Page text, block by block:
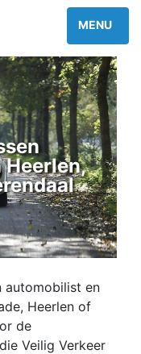
Heerlen,
automobilist en
Heerlen of
de
Veilig Verkeer